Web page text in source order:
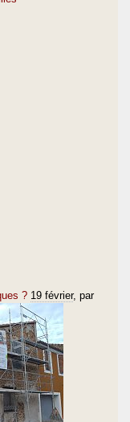
? 19 février, par